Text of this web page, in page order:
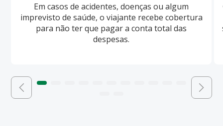
Em casos de acidentes, doenças ou algum
imprevisto de saúde, o viajante recebe cobertura
para não ter que pagar a conta total das
despesas.